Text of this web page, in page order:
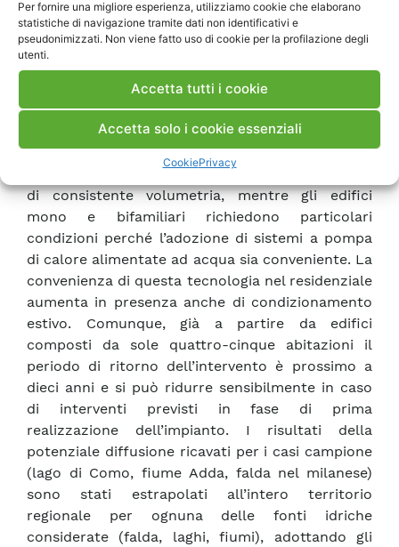
Per fornire una migliore esperienza, utilizziamo cookie che elaborano
statistiche di navigazione tramite dati non identificativi e
pseudonimizzati. Non viene fatto uso di cookie per la profilazione degli
utenti.
Accetta tutti i cookie
Accetta solo i cookie essenziali
CookiePrivacy
come sorgente termica sia vantaggioso per
edifici di una certa dimensione e per edifici
adibiti ad uso terziario e commerciale. Nel caso
di modesti interventi impiantistici relativi ad
impianti già dotati di gruppi frigoriferi a
compressione, il periodo di recupero può essere
inferiore ad un anno. Per il vasto parco di edifici
residenziali convenzionali invece la soglia di
convenienza economica limita l’impiego a edifici
di consistente volumetria, mentre gli edifici
mono e bifamiliari richiedono particolari
condizioni perché l’adozione di sistemi a pompa
di calore alimentate ad acqua sia conveniente. La
convenienza di questa tecnologia nel residenziale
aumenta in presenza anche di condizionamento
estivo. Comunque, già a partire da edifici
composti da sole quattro-cinque abitazioni il
periodo di ritorno dell’intervento è prossimo a
dieci anni e si può ridurre sensibilmente in caso
di interventi previsti in fase di prima
realizzazione dell’impianto. I risultati della
potenziale diffusione ricavati per i casi campione
(lago di Como, fiume Adda, falda nel milanese)
sono stati estrapolati all’intero territorio
regionale per ognuna delle fonti idriche
considerate (falda, laghi, fiumi), adottando gli